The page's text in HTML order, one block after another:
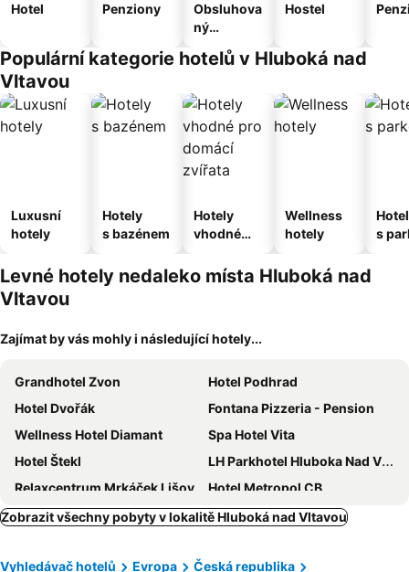
Hotel Penziony
Obsluhova
ný
Hostel
Populární kategorie hotelů v Hluboká nad
Vltavou
Luxusní
hotely
Hotely
s bazénem
Hotely
vhodné
domácí
zvířata
Wellness
hotely
s
Levné hotely nedaleko místa Hluboká nad
Vltavou
Zajímat by vás mohly i následující hotely...
Grandhotel Zvon
Hotel Podhrad
Hotel Dvořák
Fontana Pizzeria - Pension
Wellness Hotel Diamant
Spa Hotel Vita
Hotel Štekl
LH Parkhotel Hluboka Nad Vltavou Congress & Wellness
Relaxcentrum Mrkáček Lišov
Hotel Metropol CB
Residence Mariánská
Penzion Bohemia
Residence Knížecí Dvůr
Hotel Milan Vopicka
Zobrazit všechny pobyty v lokalitě Hluboká nad Vltavou
Vyhledávač hotelů Evropa
Česká republika